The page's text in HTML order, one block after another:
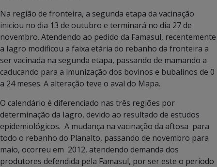
Na região de fronteira, a segunda etapa da vacinação
iniciou no dia 13 de outubro e terminará no dia 27 de
novembro. Atendendo ao pedido da Famasul, recentemente
a Iagro modificou a faixa etária do rebanho da fronteira a
ser vacinada na segunda etapa, passando de mamando a
caducando para a imunização dos bovinos e bubalinos de 0
a 24 meses. A alteração teve o aval do Mapa.
O calendário é diferenciado nas três regiões por
determinação da Iagro, devido ao resultado de estudos
epidemiológicos. A mudança na vacinação da aftosa para
todo o rebanho do Planalto, passando de novembro para
maio, ocorreu em 2012, atendendo demanda dos
produtores defendida pela Famasul, por ser este o período